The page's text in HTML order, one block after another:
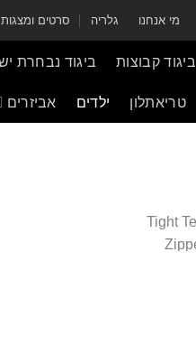
מי אנחנו גלריה סרטים ומצגות
ביגוד קבוצות ביגוד נבחרת
טריאתלון ילדים אביזרים